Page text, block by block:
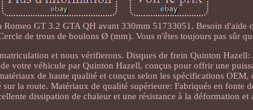
GT 3.2 GTA QH avant 330mm 51733051. Besoin d'aide
de trous de boulons Ø (mm). Vous n'êtes toujours pas sûr
et nous vérifierons. Disques de frein Quinton Hazell:
votre véhicule par Quinton Hazell, conçus pour offrir une
de haute qualité et conçus selon les spécifications OEM,
la route. Matériaux de qualité supérieure: Fabriqués en fonte
dissipation de chaleur et une résistance à la déformation et